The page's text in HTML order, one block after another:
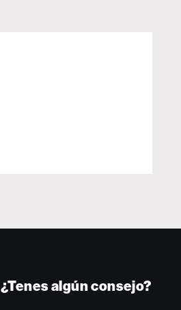
¿Tenes algún consejo?